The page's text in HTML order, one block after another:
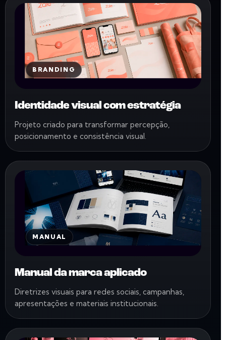
BRANDING
Identidade visual com estratégia
Projeto criado para transformar percepção,
posicionamento e consistência visual.
MANUAL
Manual da marca aplicado
Diretrizes visuais para redes sociais, campanhas,
apresentações e materiais institucionais.